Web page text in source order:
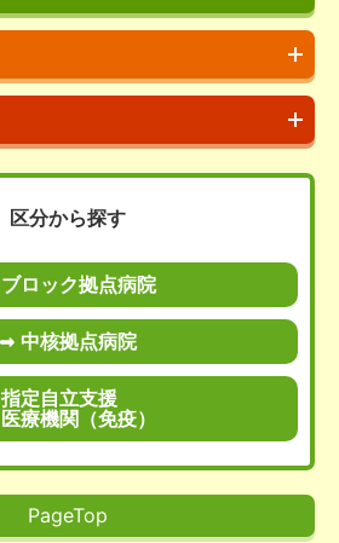
区分から探す
ブロック拠点病院
中核拠点病院
指定自立支援
医療機関（免疫）
PageTop